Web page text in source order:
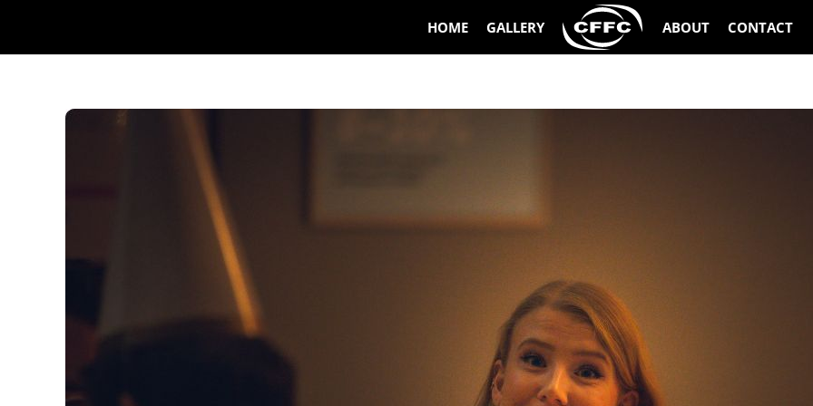
HOME GALLERY ABOUT CONTACT